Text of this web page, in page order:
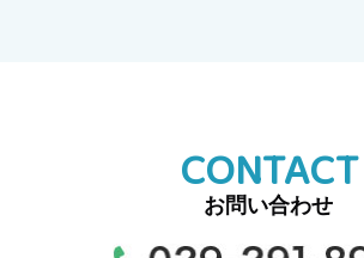
CONTACT
お問い合わせ